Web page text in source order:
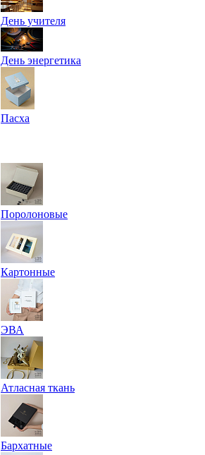
День учителя
День энергетика
Пасха
Поролоновые
Картонные
ЭВА
Атласная ткань
Бархатные